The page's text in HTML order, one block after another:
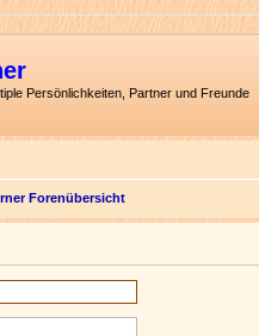
Persönlichkeiten, Partner und Freunde
Forenübersicht